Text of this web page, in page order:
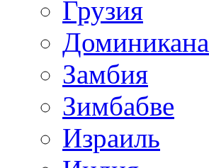
Грузия
Доминикана
Замбия
Зимбабве
Израиль